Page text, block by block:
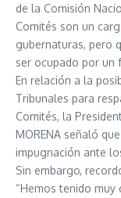
de la Comisión
Comités son un
gubernaturas, pero
ser ocupado por un
En relación a la
Tribunales para
Comités, la
MORENA señaló
impugnación ante
Sin embargo,
“Hemos tenido